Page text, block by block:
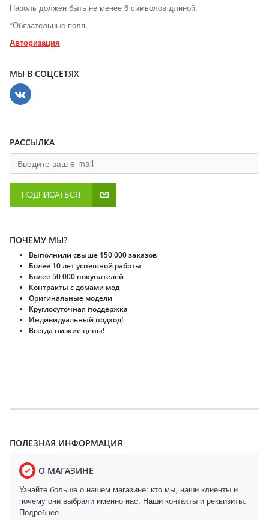
Пароль должен быть не менее 6 символов длиной.
*Обязательные поля.
Авторизация
МЫ В СОЦСЕТЯХ
РАССЫЛКА
ПОДПИСАТЬСЯ
ПОЧЕМУ МЫ?
Выполнили свыше 150 000 заказов
Более 10 лет успешной работы
Более 50 000 покупателей
Контракты с домами мод
Оригинальные модели
Круглосуточная поддержка
Индивидуальный подход!
Всегда низкие цены!
ПОЛЕЗНАЯ ИНФОРМАЦИЯ
О МАГАЗИНЕ
Узнайте больше о нашем магазине: кто мы, наши клиенты и
почему они выбрали именно нас. Наши контакты и реквизиты.
Подробнее